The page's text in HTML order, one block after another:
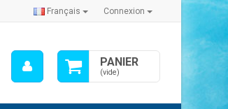
Connexion
Français
PANIER
(vide)
Mon
compte